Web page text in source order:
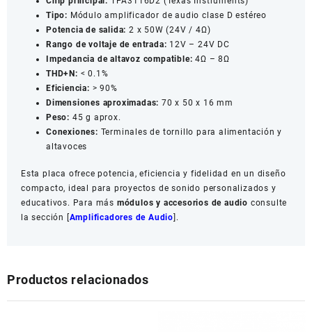
Tipo: Módulo amplificador de audio clase D estéreo
Potencia de salida: 2 x 50W (24V / 4Ω)
Rango de voltaje de entrada: 12V – 24V DC
Impedancia de altavoz compatible: 4Ω – 8Ω
THD+N: < 0.1%
Eficiencia: > 90%
Dimensiones aproximadas: 70 x 50 x 16 mm
Peso: 45 g aprox.
Conexiones: Terminales de tornillo para alimentación y
altavoces
Esta placa ofrece potencia, eficiencia y fidelidad en un diseño
compacto, ideal para proyectos de sonido personalizados y
educativos. Para más módulos y accesorios de audio consulte
la sección [Amplificadores de Audio].
Productos relacionados